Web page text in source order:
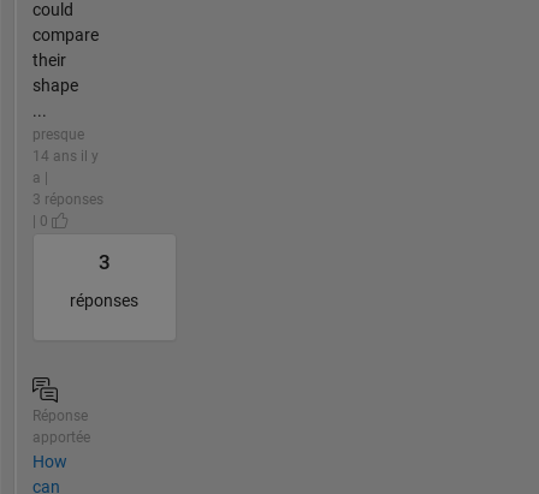
could
compare
their
shape
...
presque
14 ans il y
a |
3 réponses
| 0
3
réponses
Réponse
apportée
How
can